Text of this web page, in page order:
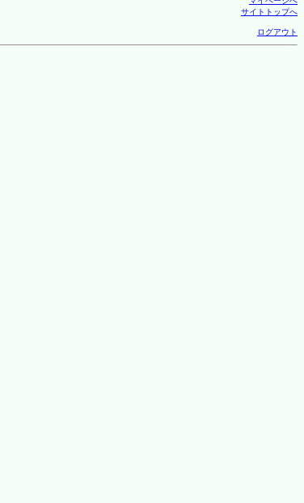
サイトトップへ
ログアウト